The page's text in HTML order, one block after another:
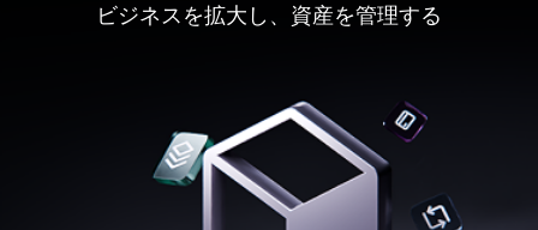
ビジネスを拡大し、資産を管理する